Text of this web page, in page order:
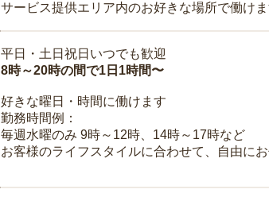
サービス提供エリア内のお好きな場所で働けま
平日・土日祝日いつでも歓迎
8時～20時の間で1日1時間〜
好きな曜日・時間に働けます
勤務時間例：
毎週水曜のみ 9時～12時、14時～17時など
お客様のライフスタイルに合わせて、自由に